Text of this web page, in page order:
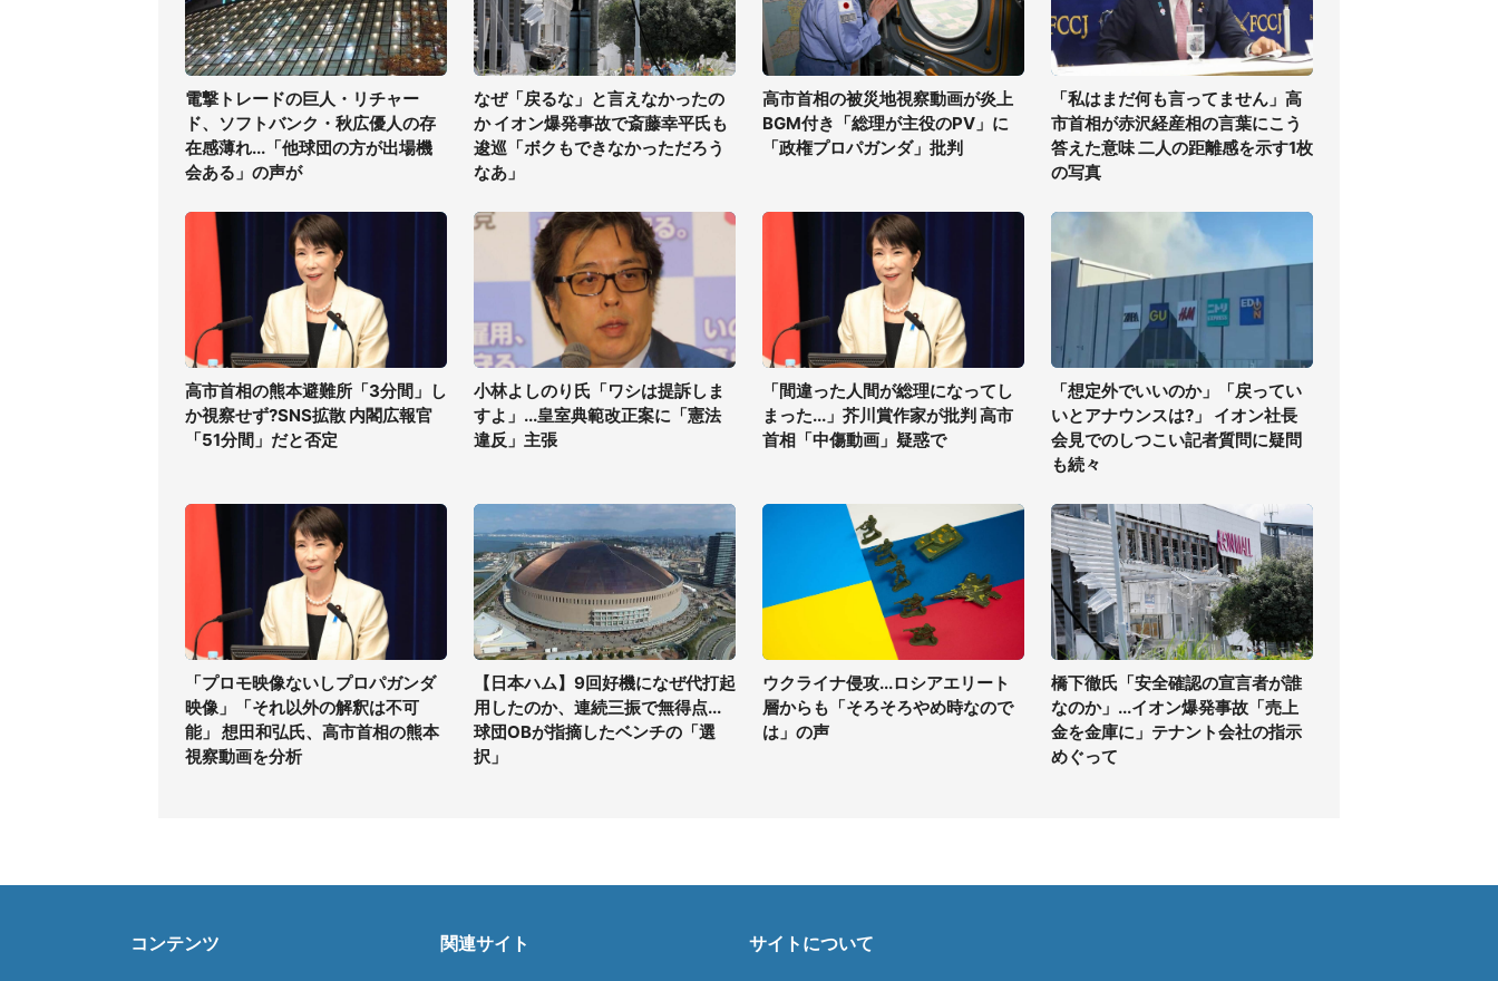
電撃トレードの巨人・リチャー
ド、ソフトバンク・秋広優人の存
在感薄れ...「他球団の方が出場機
会ある」の声が
なぜ「戻るな」と言えなかったの
か イオン爆発事故で斎藤幸平氏も
逡巡「ボクもできなかっただろう
なあ」
高市首相の被災地視察動画が炎上
BGM付き「総理が主役のPV」に
「政権プロパガンダ」批判
「私はまだ何も言ってません」高
市首相が赤沢経産相の言葉にこう
答えた意味 二人の距離感を示す1枚
の写真
高市首相の熊本避難所「3分間」し
か視察せず?SNS拡散 内閣広報官
「51分間」だと否定
小林よしのり氏「ワシは提訴しま
すよ」...皇室典範改正案に「憲法
違反」主張
「間違った人間が総理になってし
まった...」芥川賞作家が批判 高市
首相「中傷動画」疑惑で
「想定外でいいのか」「戻ってい
いとアナウンスは?」 イオン社長
会見でのしつこい記者質問に疑問
も続々
「プロモ映像ないしプロパガンダ
映像」「それ以外の解釈は不可
能」 想田和弘氏、高市首相の熊本
視察動画を分析
【日本ハム】9回好機になぜ代打起
用したのか、連続三振で無得点...
球団OBが指摘したベンチの「選
択」
ウクライナ侵攻...ロシアエリート
層からも「そろそろやめ時なので
は」の声
橋下徹氏「安全確認の宣言者が誰
なのか」...イオン爆発事故「売上
金を金庫に」テナント会社の指示
めぐって
コンテンツ 関連サイト サイトについて